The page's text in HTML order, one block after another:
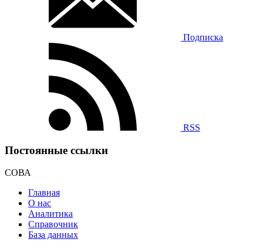
Подписка
RSS
Постоянные ссылки
СОВА
Главная
О нас
Аналитика
Справочник
База данных